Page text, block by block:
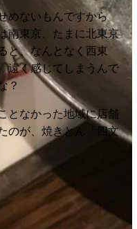
めないもんですから
南東京、たまに北東京
と、なんとなく西東
く感じてしまうんで
？
となかった地域に店舗
のが、焼きとん「四文